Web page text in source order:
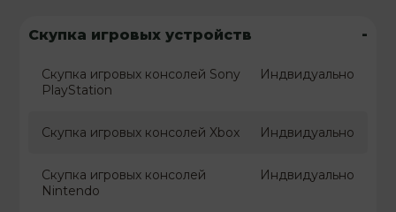
Скупка игровых устройств -
Скупка игровых консолей Sony
PlayStation
Индвидуально
Скупка игровых консолей Xbox Индвидуально
Скупка игровых консолей
Nintendo
Индвидуально